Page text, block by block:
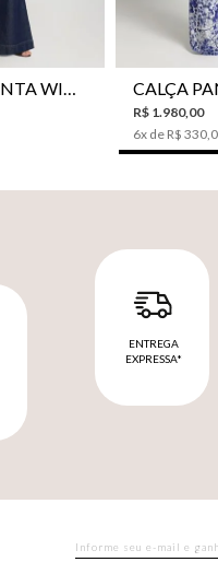
44
CALÇA JEANS PANTA WIDE LE LIS ISIS FEMININA
34 36
R$ 1.980,00
6x de R$ 330,
ENTREGA
EXPRESSA*